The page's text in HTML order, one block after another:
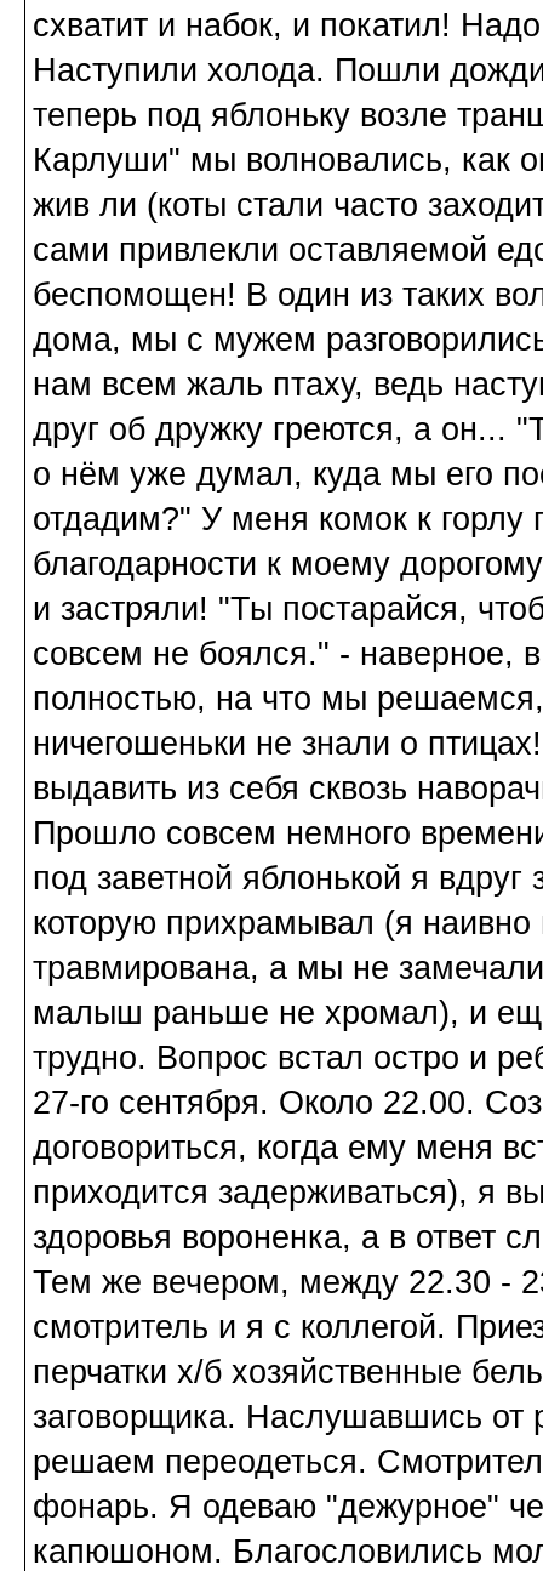
схватит и набок, и покатил!
Наступили холода. Пошли
теперь под яблоньку возле
Карлуши" мы волновались, как
жив ли (коты стали часто
сами привлекли оставляемой
беспомощен! В один из таких
дома, мы с мужем
нам всем жаль птаху, ведь
друг об дружку греются, а он...
о нём уже думал, куда мы его
отдадим?" У меня комок к
благодарности к моему
и застряли! "Ты постарайся,
совсем не боялся." - наверное,
полностью, на что мы
ничегошеньки не знали о
выдавить из себя сквозь
Прошло совсем немного
под заветной яблонькой я
которую прихрамывал (я наивно
травмирована, а мы не
малыш раньше не хромал), и
трудно. Вопрос встал остро и
27-го сентября. Около 22.00.
договориться, когда ему меня
приходится задерживаться), я
здоровья вороненка, а в ответ
Тем же вечером, между 22.30 -
смотритель и я с коллегой.
перчатки х/б хозяйственные
заговорщика. Наслушавшись от
решаем переодеться.
фонарь. Я одеваю "дежурное"
капюшоном. Благословились